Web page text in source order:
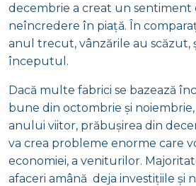
decembrie a creat un sentiment
neîncredere în piață. În
anul trecut, vânzările au scăzut,
începutul.
Dacă multe fabrici se bazează
bune din octombrie și
anului viitor, prăbușirea din
va crea probleme enorme care
economiei, a veniturilor.
afaceri amână deja investițiile și